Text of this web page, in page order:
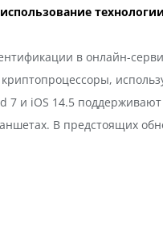
использование
в онлайн-
и iOS 14.5
В предстоящих